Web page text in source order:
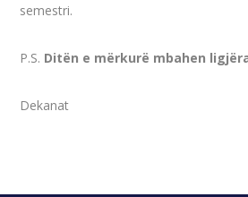
semestri.
P.S. Ditën e mërkurë mbahen
Dekanat